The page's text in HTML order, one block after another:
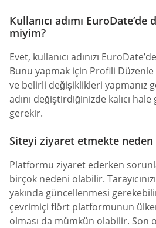
Kullanıcı adımı
miyim?
Evet, kullanıcı adınızı
Bunu yapmak için Profili
ve belirli değişiklikleri yapmanız
adını değiştirdiğinizde kalıcı
gerekir.
Siteyi ziyaret etmekte
Platformu ziyaret ederken
birçok nedeni olabilir.
yakında güncellenmesi
çevrimiçi flört platformunun
olması da mümkün olabilir.